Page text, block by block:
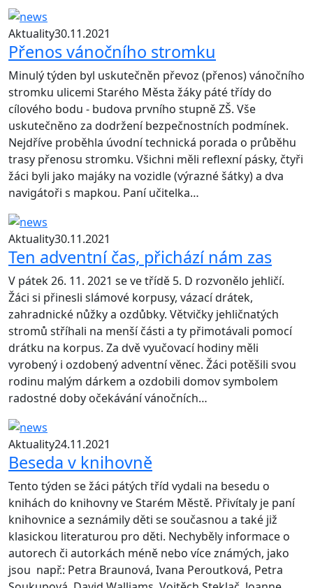
Aktuality30.11.2021
Přenos vánočního stromku
Minulý týden byl uskutečněn převoz (přenos) vánočního
stromku ulicemi Starého Města žáky páté třídy do
cílového bodu - budova prvního stupně ZŠ. Vše
uskutečněno za dodržení bezpečnostních podmínek.
Nejdříve proběhla úvodní technická porada o průběhu
trasy přenosu stromku. Všichni měli reflexní pásky, čtyři
žáci byli jako majáky na vozidle (výrazné šátky) a dva
navigátoři s mapkou. Paní učitelka…
Aktuality30.11.2021
Ten adventní čas, přichází nám zas
V pátek 26. 11. 2021 se ve třídě 5. D rozvonělo jehličí.
Žáci si přinesli slámové korpusy, vázací drátek,
zahradnické nůžky a ozdůbky. Větvičky jehličnatých
stromů stříhali na menší části a ty přimotávali pomocí
drátku na korpus. Za dvě vyučovací hodiny měli
vyrobený i ozdobený adventní věnec. Žáci potěšili svou
rodinu malým dárkem a ozdobili domov symbolem
radostné doby očekávání vánočních…
Aktuality24.11.2021
Beseda v knihovně
Tento týden se žáci pátých tříd vydali na besedu o
knihách do knihovny ve Starém Městě. Přivítaly je paní
knihovnice a seznámily děti se současnou a také již
klasickou literaturou pro děti. Nechyběly informace o
autorech či autorkách méně nebo více známých, jako
jsou např.: Petra Braunová, Ivana Peroutková, Petra